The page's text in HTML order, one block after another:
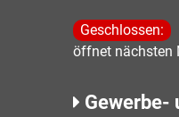
Klicken, um
Geschlossen:
öffnet nächsten
Gewerbe-